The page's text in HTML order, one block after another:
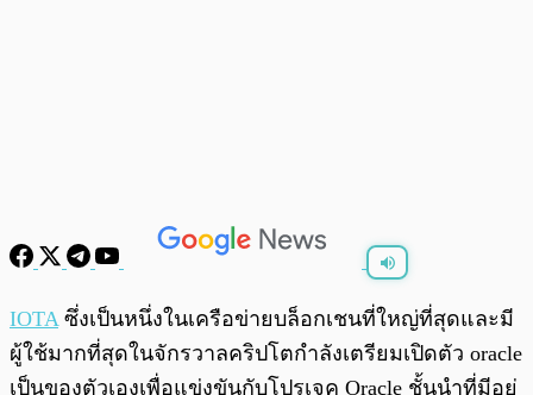
พร้อมเล่น 0:00/
IOTAซึ่งเป็นหนึ่งในเครือข่ายบล็อกเชนที่ใหญ่ที่สุดและมี
ผู้ใช้มากที่สุดในจักรวาลคริปโตกำลังเตรียมเปิดตัว oracle
เป็นของตัวเองเพื่อแข่งขันกับโปรเจค Oracle ชั้นนำที่มีอยู่